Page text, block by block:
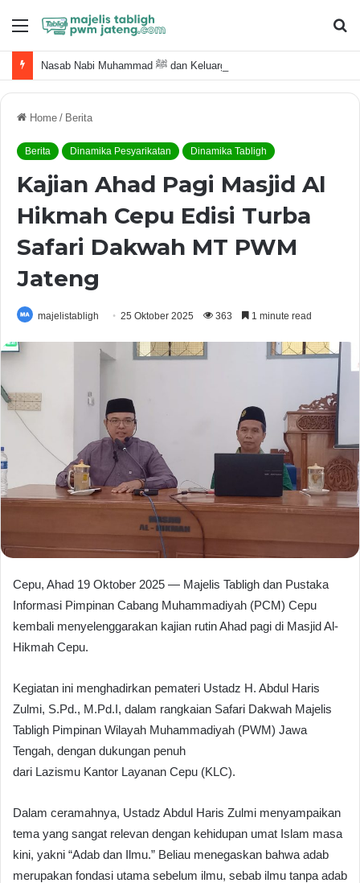
Menu
Nasab Nabi Muhammad ﷺ dan Keluarga Terdekat
Home / Berita
Berita Dinamika Pesyarikatan Dinamika Tabligh
Kajian Ahad Pagi Masjid Al
Hikmah Cepu Edisi Turba
Safari Dakwah MT PWM
Jateng
majelistabligh 25 Oktober 2025 363 1 minute read
Cepu, Ahad 19 Oktober 2025 — Majelis Tabligh dan Pustaka
Informasi Pimpinan Cabang Muhammadiyah (PCM) Cepu
kembali menyelenggarakan kajian rutin Ahad pagi di Masjid Al-
Hikmah Cepu.
Kegiatan ini menghadirkan pemateri Ustadz H. Abdul Haris
Zulmi, S.Pd., M.Pd.I, dalam rangkaian Safari Dakwah Majelis
Tabligh Pimpinan Wilayah Muhammadiyah (PWM) Jawa
Tengah, dengan dukungan penuh
dari Lazismu Kantor Layanan Cepu (KLC).
Dalam ceramahnya, Ustadz Abdul Haris Zulmi menyampaikan
tema yang sangat relevan dengan kehidupan umat Islam masa
kini, yakni “Adab dan Ilmu.” Beliau menegaskan bahwa adab
merupakan fondasi utama sebelum ilmu, sebab ilmu tanpa adab